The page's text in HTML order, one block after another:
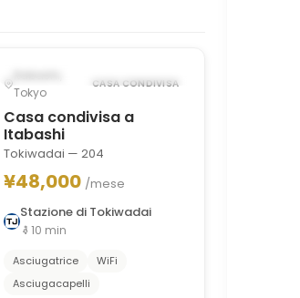
POSSIBILMENTE DAL OCT 1, 2026
Tokyo
CASA CONDIVISA
Casa condivisa a
Itabashi
Tokiwadai — 204
¥48,000 /mese
Stazione di Tokiwadai
10 min
Asciugatrice
WiFi
Asciugacapelli